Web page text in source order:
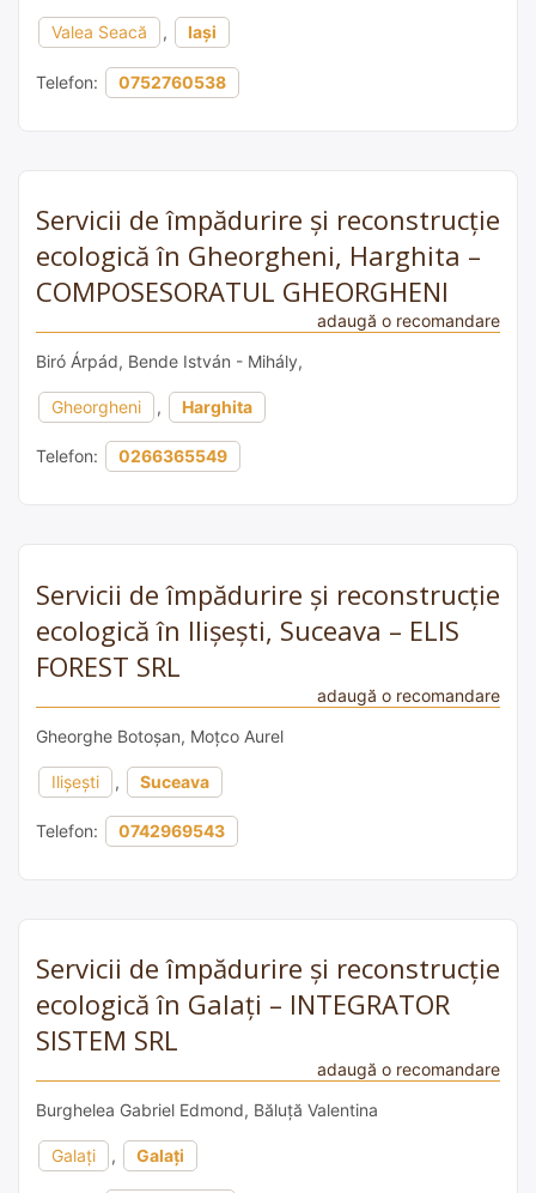
Valea Seacă , Iași
Telefon: 0752760538
Servicii de împădurire și reconstrucție
ecologică în Gheorgheni, Harghita –
COMPOSESORATUL GHEORGHENI
adaugă o recomandare
Biró Árpád, Bende István - Mihály,
Gheorgheni , Harghita
Telefon: 0266365549
Servicii de împădurire și reconstrucție
ecologică în Ilișești, Suceava – ELIS
FOREST SRL
adaugă o recomandare
Gheorghe Botoșan, Moțco Aurel
Ilișești , Suceava
Telefon: 0742969543
Servicii de împădurire și reconstrucție
ecologică în Galați – INTEGRATOR
SISTEM SRL
adaugă o recomandare
Burghelea Gabriel Edmond, Băluță Valentina
Galați , Galați